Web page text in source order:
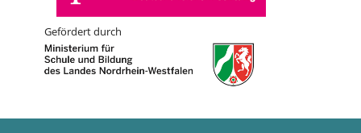
Gefördert durch